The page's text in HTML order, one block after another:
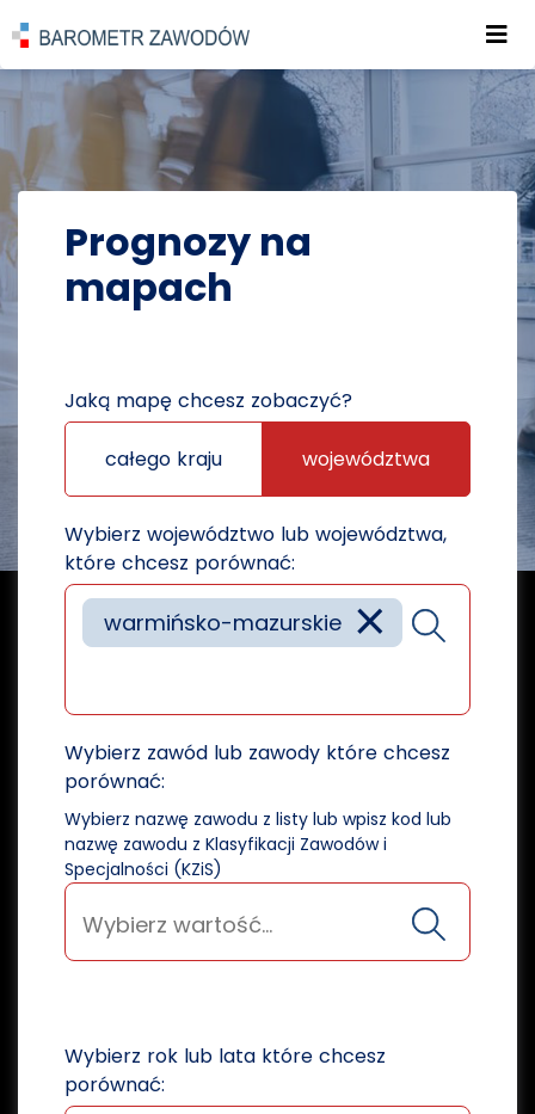
POWRÓT DO STRONY GŁÓWNEJ
PROGNOZY PROGNOZY NA MAPACH
Prognozy na
mapach
Jaką mapę chcesz zobaczyć?
całego kraju województwa
Wybierz województwo lub województwa,
które chcesz porównać:
×
warmińsko-mazurskie
Wybierz zawód lub zawody które chcesz
porównać:
Wybierz nazwę zawodu z listy lub wpisz kod lub
nazwę zawodu z Klasyfikacji Zawodów i
Specjalności (KZiS)
Wybierz rok lub lata które chcesz
porównać: